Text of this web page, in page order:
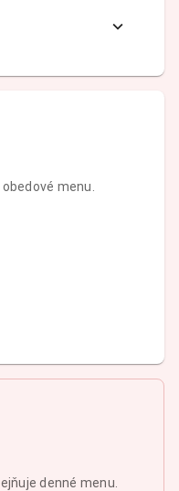
menu.
denné menu.